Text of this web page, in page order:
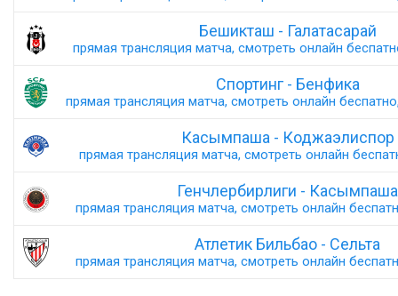
Бешикташ - Галатасарай
прямая трансляция матча, смотреть онлайн
Спортинг - Бенфика
прямая трансляция матча, смотреть онлайн
Касымпаша - Коджаэлиспор
прямая трансляция матча, смотреть онлайн
Генчлербирлиги - Касымпаша
прямая трансляция матча, смотреть онлайн
Атлетик Бильбао - Сельта
прямая трансляция матча, смотреть онлайн